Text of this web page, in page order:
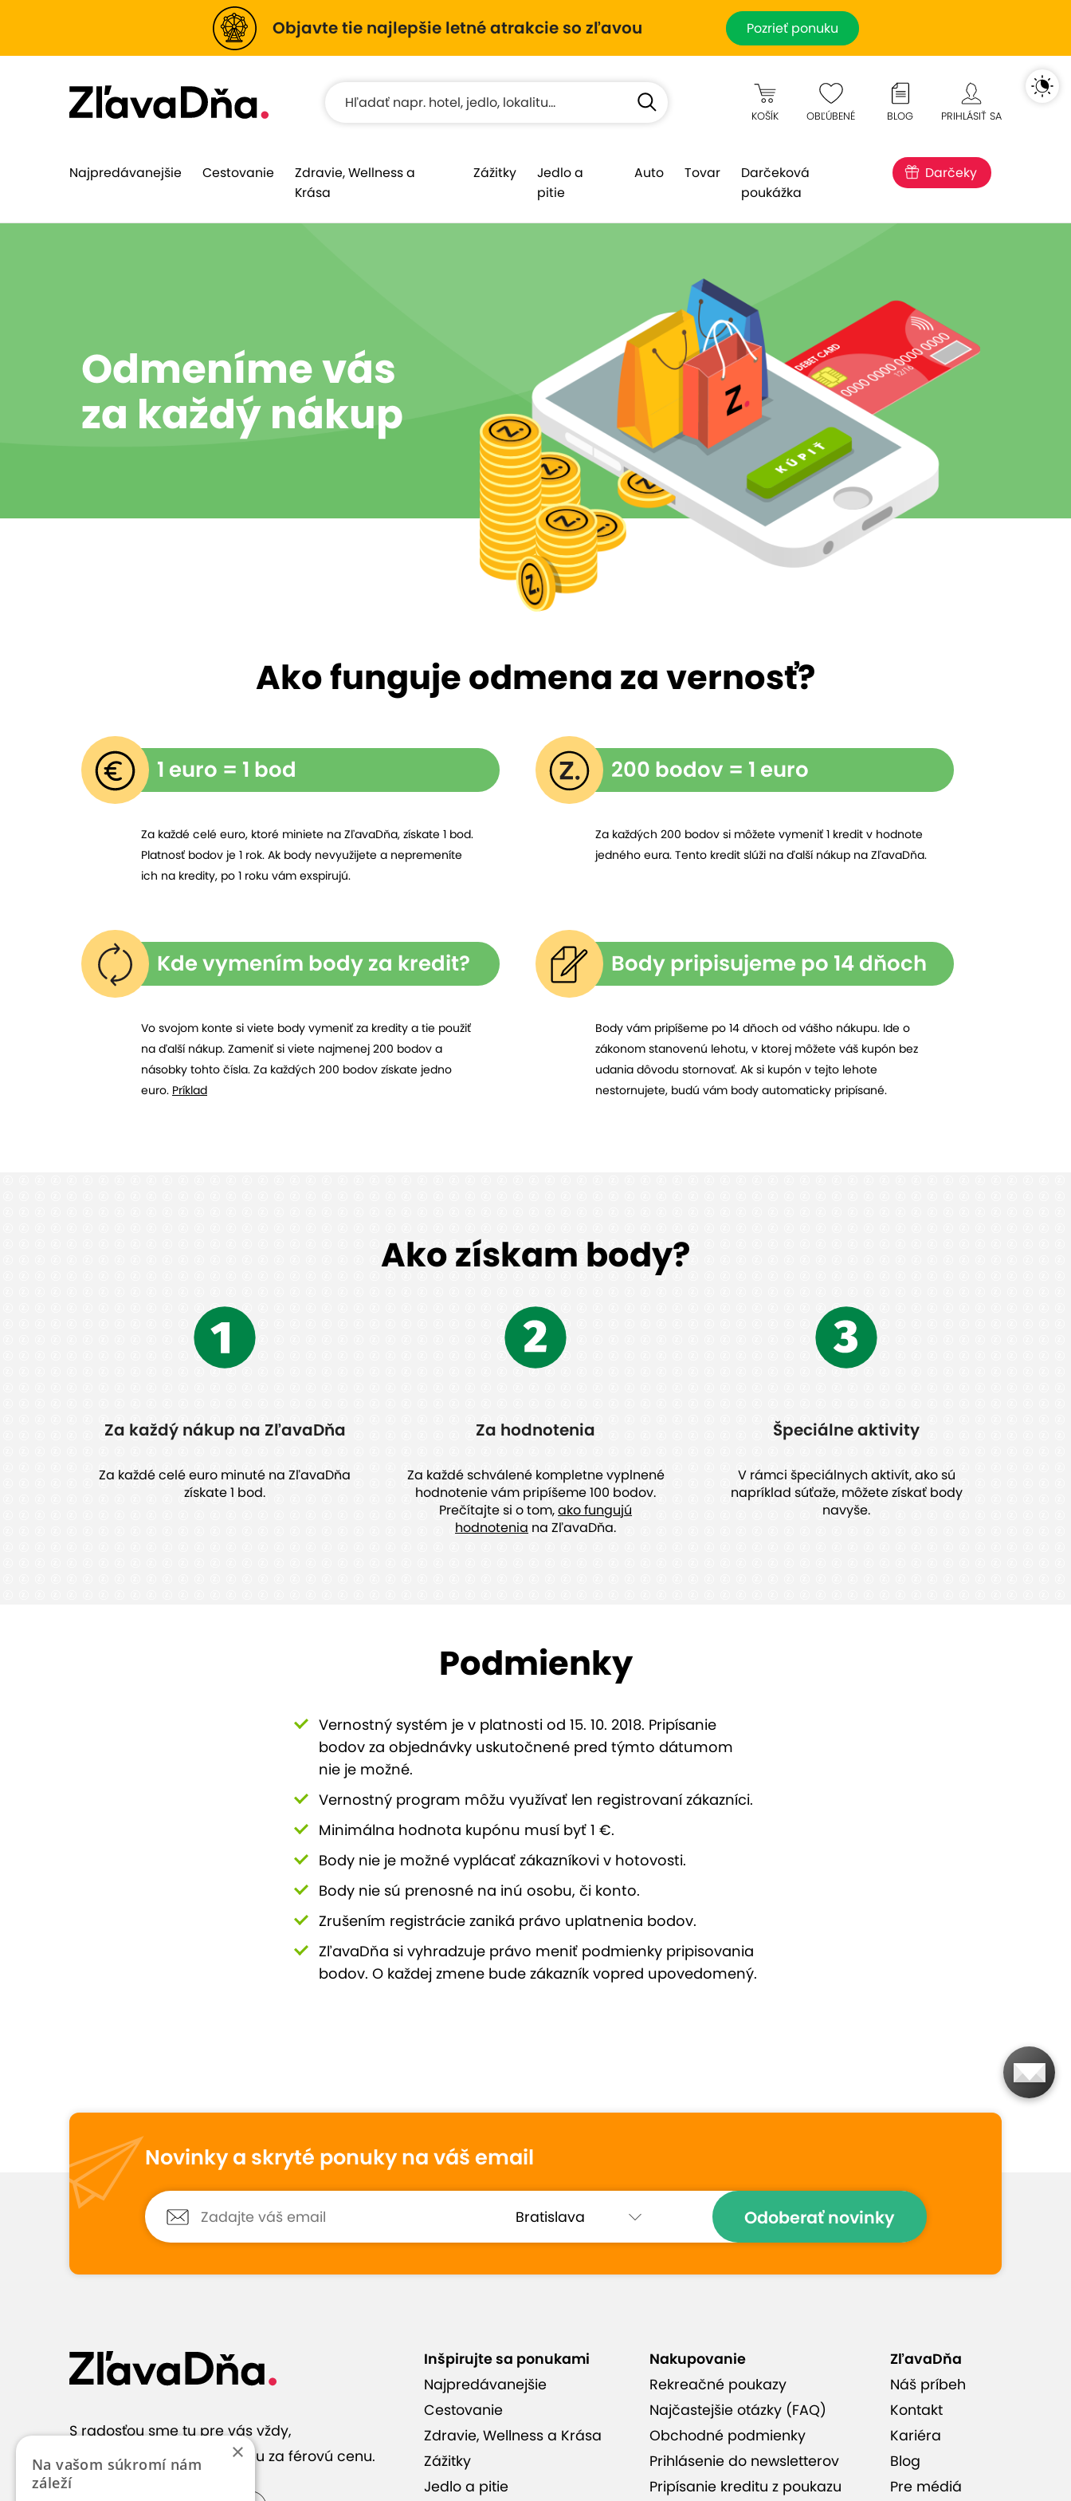
Objavte tie najlepšie letné atrakcie so zľavou Pozrieť ponuku
KOŠÍK OBĽÚBENÉ BLOG PRIHLÁSIŤ SA
Najpredávanejšie Cestovanie
Zdravie, Wellness a
Krása
Zážitky
Jedlo a
pitie
Auto Tovar
Darčeková
poukážka
Darčeky
Odmeníme vás
za každý nákup
Ako funguje odmena za vernosť?
1 euro = 1 bod
Za každé celé euro, ktoré miniete na ZľavaDňa, získate 1 bod.
Platnosť bodov je 1 rok. Ak body nevyužijete a nepremeníte
ich na kredity, po 1 roku vám exspirujú.
200 bodov = 1 euro
Za každých 200 bodov si môžete vymeniť 1 kredit v hodnote
jedného eura. Tento kredit slúži na ďalší nákup na ZľavaDňa.
Kde vymením body za kredit?
Vo svojom konte si viete body vymeniť za kredity a tie použiť
na ďalší nákup. Zameniť si viete najmenej 200 bodov a
násobky tohto čísla. Za každých 200 bodov získate jedno
euro. Príklad
Body pripisujeme po 14 dňoch
Body vám pripíšeme po 14 dňoch od vášho nákupu. Ide o
zákonom stanovenú lehotu, v ktorej môžete váš kupón bez
udania dôvodu stornovať. Ak si kupón v tejto lehote
nestornujete, budú vám body automaticky pripísané.
Ako získam body?
Za každý nákup na ZľavaDňa
Za každé celé euro minuté na ZľavaDňa
získate 1 bod.
Za hodnotenia
Za každé schválené kompletne vyplnené
hodnotenie vám pripíšeme 100 bodov.
Prečítajte si o tom,ako fungujú
hodnotenia na ZľavaDňa.
Špeciálne aktivity
V rámci špeciálnych aktivít, ako sú
napríklad súťaže, môžete získať body
navyše.
Podmienky
Vernostný systém je v platnosti od 15. 10. 2018. Pripísanie
bodov za objednávky uskutočnené pred týmto dátumom
nie je možné.
Vernostný program môžu využívať len registrovaní zákazníci.
Minimálna hodnota kupónu musí byť 1 €.
Body nie je možné vyplácať zákazníkovi v hotovosti.
Body nie sú prenosné na inú osobu, či konto.
Zrušením registrácie zaniká právo uplatnenia bodov.
ZľavaDňa si vyhradzuje právo meniť podmienky pripisovania
bodov. O každej zmene bude zákazník vopred upovedomený.
Novinky a skryté ponuky na váš email
Odoberať novinky
S radosťou sme tu pre vás vždy,
keď hľadáte správnu službu za férovú cenu.
Inšpirujte sa ponukami
Najpredávanejšie
Cestovanie
Zdravie, Wellness a Krása
Zážitky
Jedlo a pitie
Nakupovanie
Rekreačné poukazy
Najčastejšie otázky (FAQ)
Obchodné podmienky
Prihlásenie do newsletterov
Pripísanie kreditu z poukazu
ZľavaDňa
Náš príbeh
Kontakt
Kariéra
Blog
Pre médiá
×
Na vašom súkromí nám
záleží